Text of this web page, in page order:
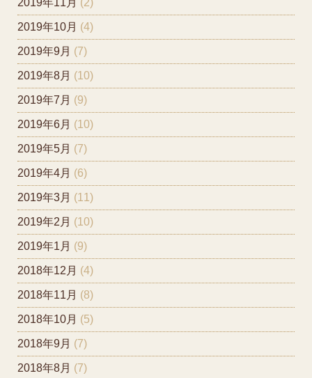
2019年11月 (2)
2019年10月 (4)
2019年9月 (7)
2019年8月 (10)
2019年7月 (9)
2019年6月 (10)
2019年5月 (7)
2019年4月 (6)
2019年3月 (11)
2019年2月 (10)
2019年1月 (9)
2018年12月 (4)
2018年11月 (8)
2018年10月 (5)
2018年9月 (7)
2018年8月 (7)